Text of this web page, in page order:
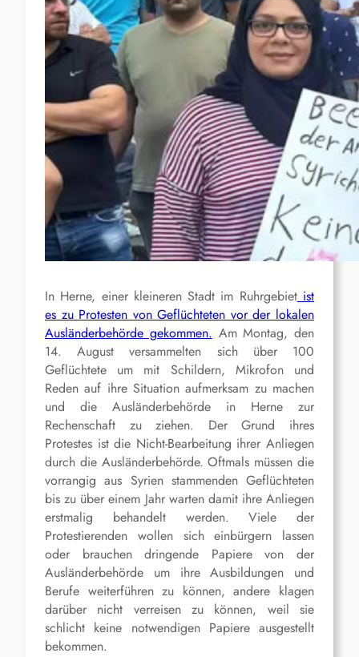
In Herne, einer kleineren Stadt im Ruhrgebietist
es zu Protesten von Geflüchteten vor der lokalen
Ausländerbehörde gekommen. Am Montag, den
14. August versammelten sich über 100
Geflüchtete um mit Schildern, Mikrofon und
Reden auf ihre Situation aufmerksam zu machen
und die Ausländerbehörde in Herne zur
Rechenschaft zu ziehen. Der Grund ihres
Protestes ist die Nicht-Bearbeitung ihrer Anliegen
durch die Ausländerbehörde. Oftmals müssen die
vorrangig aus Syrien stammenden Geflüchteten
bis zu über einem Jahr warten damit ihre Anliegen
erstmalig behandelt werden. Viele der
Protestierenden wollen sich einbürgern lassen
oder brauchen dringende Papiere von der
Ausländerbehörde um ihre Ausbildungen und
Berufe weiterführen zu können, andere klagen
darüber nicht verreisen zu können, weil sie
schlicht keine notwendigen Papiere ausgestellt
bekommen.